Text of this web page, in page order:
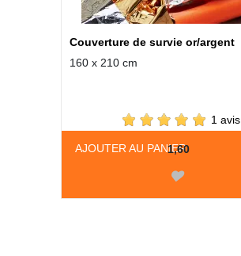
Couverture de survie or/argent
160 x 210 cm
AJOUTER AU PANIER
1,60
1 avis